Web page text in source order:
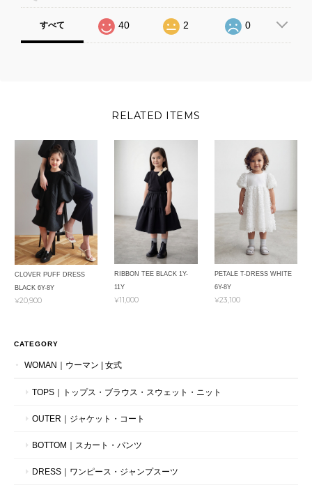
すべて 40 2 0
RELATED ITEMS
CLOVER PUFF DRESS
BLACK 6Y-8Y
¥20,900
RIBBON TEE BLACK 1Y-
11Y
¥11,000
PETALE T-DRESS WHITE
6Y-8Y
¥23,100
CATEGORY
WOMAN｜ウーマン | 女式
TOPS｜トップス・ブラウス・スウェット・ニット
OUTER｜ジャケット・コート
BOTTOM｜スカート・パンツ
DRESS｜ワンピース・ジャンプスーツ